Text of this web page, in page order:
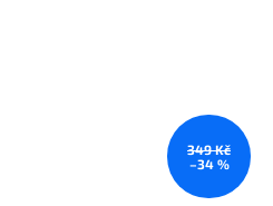
349 Kč
–34 %